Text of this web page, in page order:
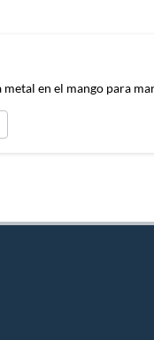
metal en el mango para